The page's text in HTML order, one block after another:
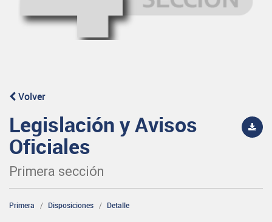
Volver
Legislación y Avisos
Oficiales
Primera sección
Primera Disposiciones Detalle